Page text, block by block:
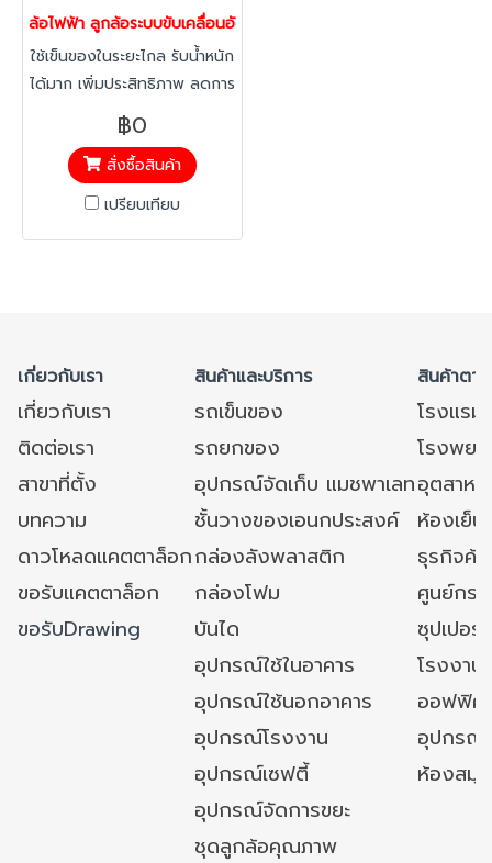
ล้อไฟฟ้า ลูกล้อระบบขับเคลื่อนอัตโนมัติไฟฟ้า Edrive
ใช้เข็นของในระยะไกล รับน้ำหนัก
ได้มาก เพิ่มประสิทธิภาพ ลดการ
ใช้แรงมาตฐานจากเยอรมัน
฿0
สั่งซื้อสินค้า
เปรียบเทียบ
เกี่ยวกับเรา สินค้าและบริการ สินค้าตา
เกี่ยวกับเรา รถเข็นของ
โรงแร
ติดต่อเรา
รถยกของ
โรงพย
สาขาที่ตั้ง
อุปกรณ์จัดเก็บ แมชพาเลทอุตสาหก
บทความ
ชั้นวางของเอนกประสงค์
ห้องเย็
ดาวโหลดแคตตาล็อกกล่องลังพลาสติก
ธุรกิจค้
ขอรับแคตตาล็อก
กล่องโฟม
ศูนย์กร
ขอรับDrawing
บันได
ซุปเปอ
อุปกรณ์ใช้ในอาคาร
โรงงา
อุปกรณ์ใช้นอกอาคาร
ออฟฟิศ/
อุปกรณ์โรงงาน
อุปกรณ์
อุปกรณ์เซฟตี้
ห้องสมุ
อุปกรณ์จัดการขยะ
ชุดลูกล้อคุณภาพ